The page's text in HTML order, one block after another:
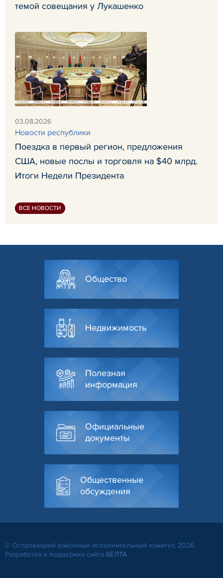
темой совещания у Лукашенко
03.08.2026
Новости республики
Поездка в первый регион, предложения
США, новые послы и торговля на $40 млрд.
Итоги Недели Президента
ВСЕ НОВОСТИ
Общество
Недвижимость
Полезная
информация
Официальные
документы
Общественные
обсуждения
© Островецкий районный исполнительный комитет, 2026
Разработка и поддержка сайта БЕЛТА